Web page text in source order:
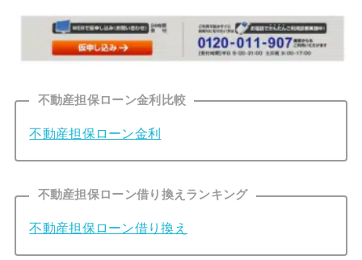
不動産担保ローン金利比較
不動産担保ローン金利
不動産担保ローン借り換えランキング
不動産担保ローン借り換え